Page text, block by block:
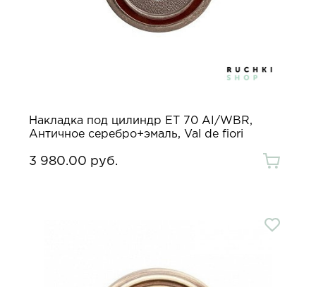
Накладка под цилиндр ET 70 AI/WBR,
Античное серебро+эмаль, Val de fiori
3 980.00 руб.